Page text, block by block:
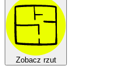
Zobacz rzut